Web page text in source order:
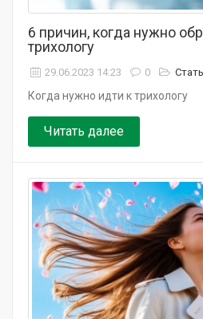
6 причин, когда нужно
трихологу
29.06.2023 14:23 0
Когда нужно идти к трихологу
Читать далее